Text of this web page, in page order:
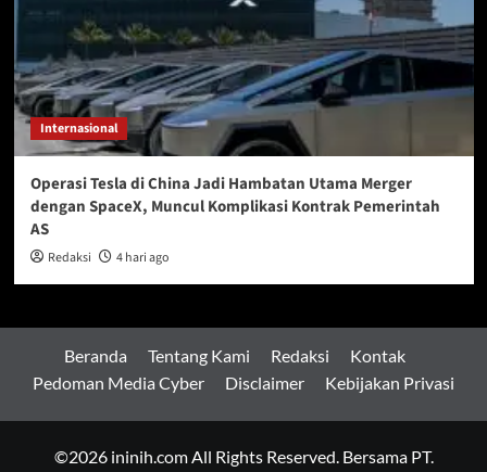
Internasional
Operasi Tesla di China Jadi Hambatan Utama Merger
dengan SpaceX, Muncul Komplikasi Kontrak Pemerintah
AS
Redaksi 4 hari ago
Beranda Tentang Kami Redaksi
Kontak
Pedoman Media Cyber
Disclaimer Kebijakan Privasi
©2026 ininih.com All Rights Reserved. Bersama PT.